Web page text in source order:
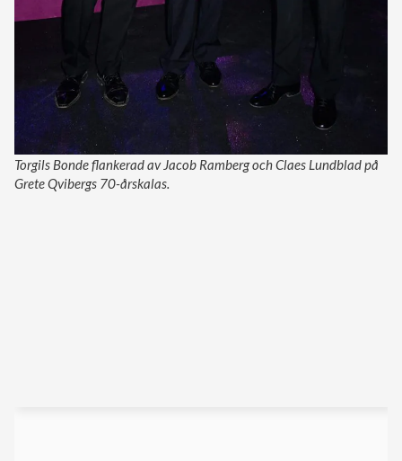
Torgils Bonde flankerad av Jacob Ramberg och Claes Lundblad på
Grete Qvibergs 70-årskalas.